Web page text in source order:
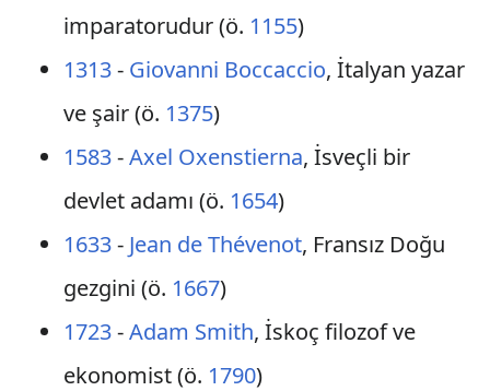
imparatorudur (ö. 1155)
1313- Giovanni Boccaccio, İtalyan yazar
ve şair (ö. 1375)
1583-Axel Oxenstierna, İsveçli bir
devlet adamı (ö. 1654)
1633- Jean de Thévenot, Fransız Doğu
gezgini (ö. 1667)
1723-Adam Smith, İskoç filozof ve
ekonomist (ö. 1790)